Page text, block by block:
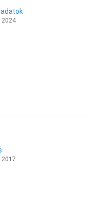
2024
2017